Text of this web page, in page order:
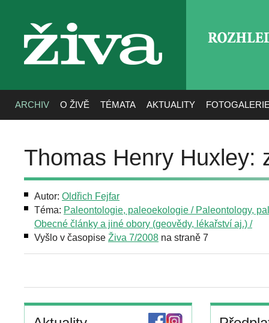
živa
ARCHIV O ŽIVĚ TÉMATA AKTUALITY
Thomas Henry Huxley:
Autor: Oldřich Fejfar
Téma: Paleontologie, paleoekologie / Paleontology,
Obecné články a jiné obory (geovědy, lékařství aj.) /
Vyšlo v časopise Živa 7/2008 na straně 7